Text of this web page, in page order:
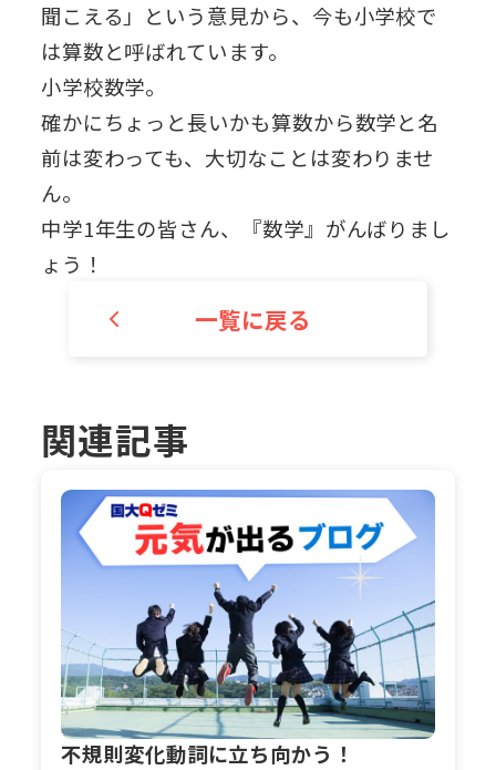
聞こえる」という意見から、今も小学校で
は算数と呼ばれています。
小学校数学。
確かにちょっと長いかも算数から数学と名
前は変わっても、大切なことは変わりませ
ん。
中学1年生の皆さん、『数学』がんばりまし
ょう！
一覧に戻る
関連記事
不規則変化動詞に立ち向かう！